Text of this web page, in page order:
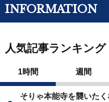
INFORMATION
人気記事ランキング
1時間 週間
そりゃ本能寺を襲いた